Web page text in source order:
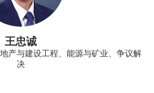
王忠诚
产与建设工程、能源与矿业、争议解
决